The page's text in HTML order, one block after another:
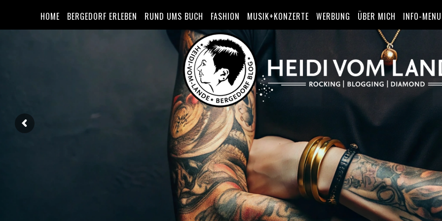
HOME BERGEDORF ERLEBEN RUND UMS BUCH FASHION MUSIK+KONZERTE WERBUNG ÜBER MICH INFO-